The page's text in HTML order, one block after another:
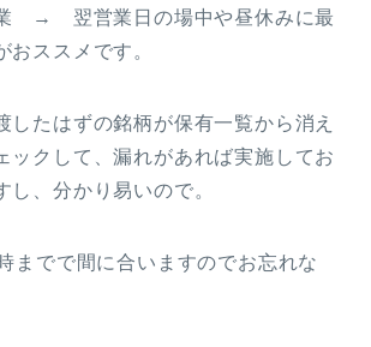
業 → 翌営業日の場中や昼休みに最
おススメです。
したはずの銘柄が保有一覧から消え
ックして、漏れがあれば実施してお
し、分かり易いので。
までで間に合いますのでお忘れな